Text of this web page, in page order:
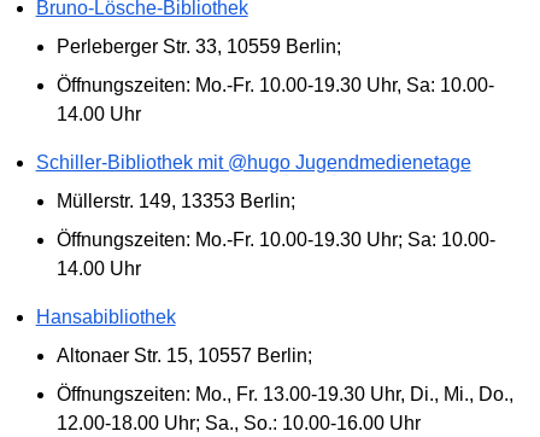
Bruno-Lösche-Bibliothek
Perleberger Str. 33, 10559 Berlin;
Öffnungszeiten: Mo.-Fr. 10.00-19.30 Uhr, Sa: 10.00-
14.00 Uhr
Schiller-Bibliothek mit @hugo Jugendmedienetage
Müllerstr. 149, 13353 Berlin;
Öffnungszeiten: Mo.-Fr. 10.00-19.30 Uhr; Sa: 10.00-
14.00 Uhr
Hansabibliothek
Altonaer Str. 15, 10557 Berlin;
Öffnungszeiten: Mo., Fr. 13.00-19.30 Uhr, Di., Mi., Do.,
12.00-18.00 Uhr; Sa., So.: 10.00-16.00 Uhr